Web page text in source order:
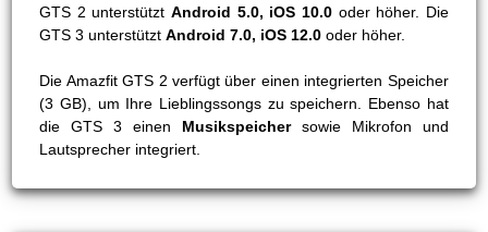
GTS 2 unterstütztAndroid 5.0, iOS 10.0oder höher. Die
GTS 3 unterstütztAndroid 7.0, iOS 12.0 oder höher.
Die Amazfit GTS 2 verfügt über einen integrierten Speicher
(3 GB), um Ihre Lieblingssongs zu speichern. Ebenso hat
die GTS 3 einen Musikspeichersowie Mikrofon und
Lautsprecher integriert.